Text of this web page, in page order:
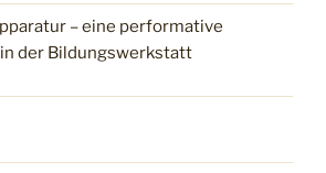
– eine performative
der Bildungswerkstatt